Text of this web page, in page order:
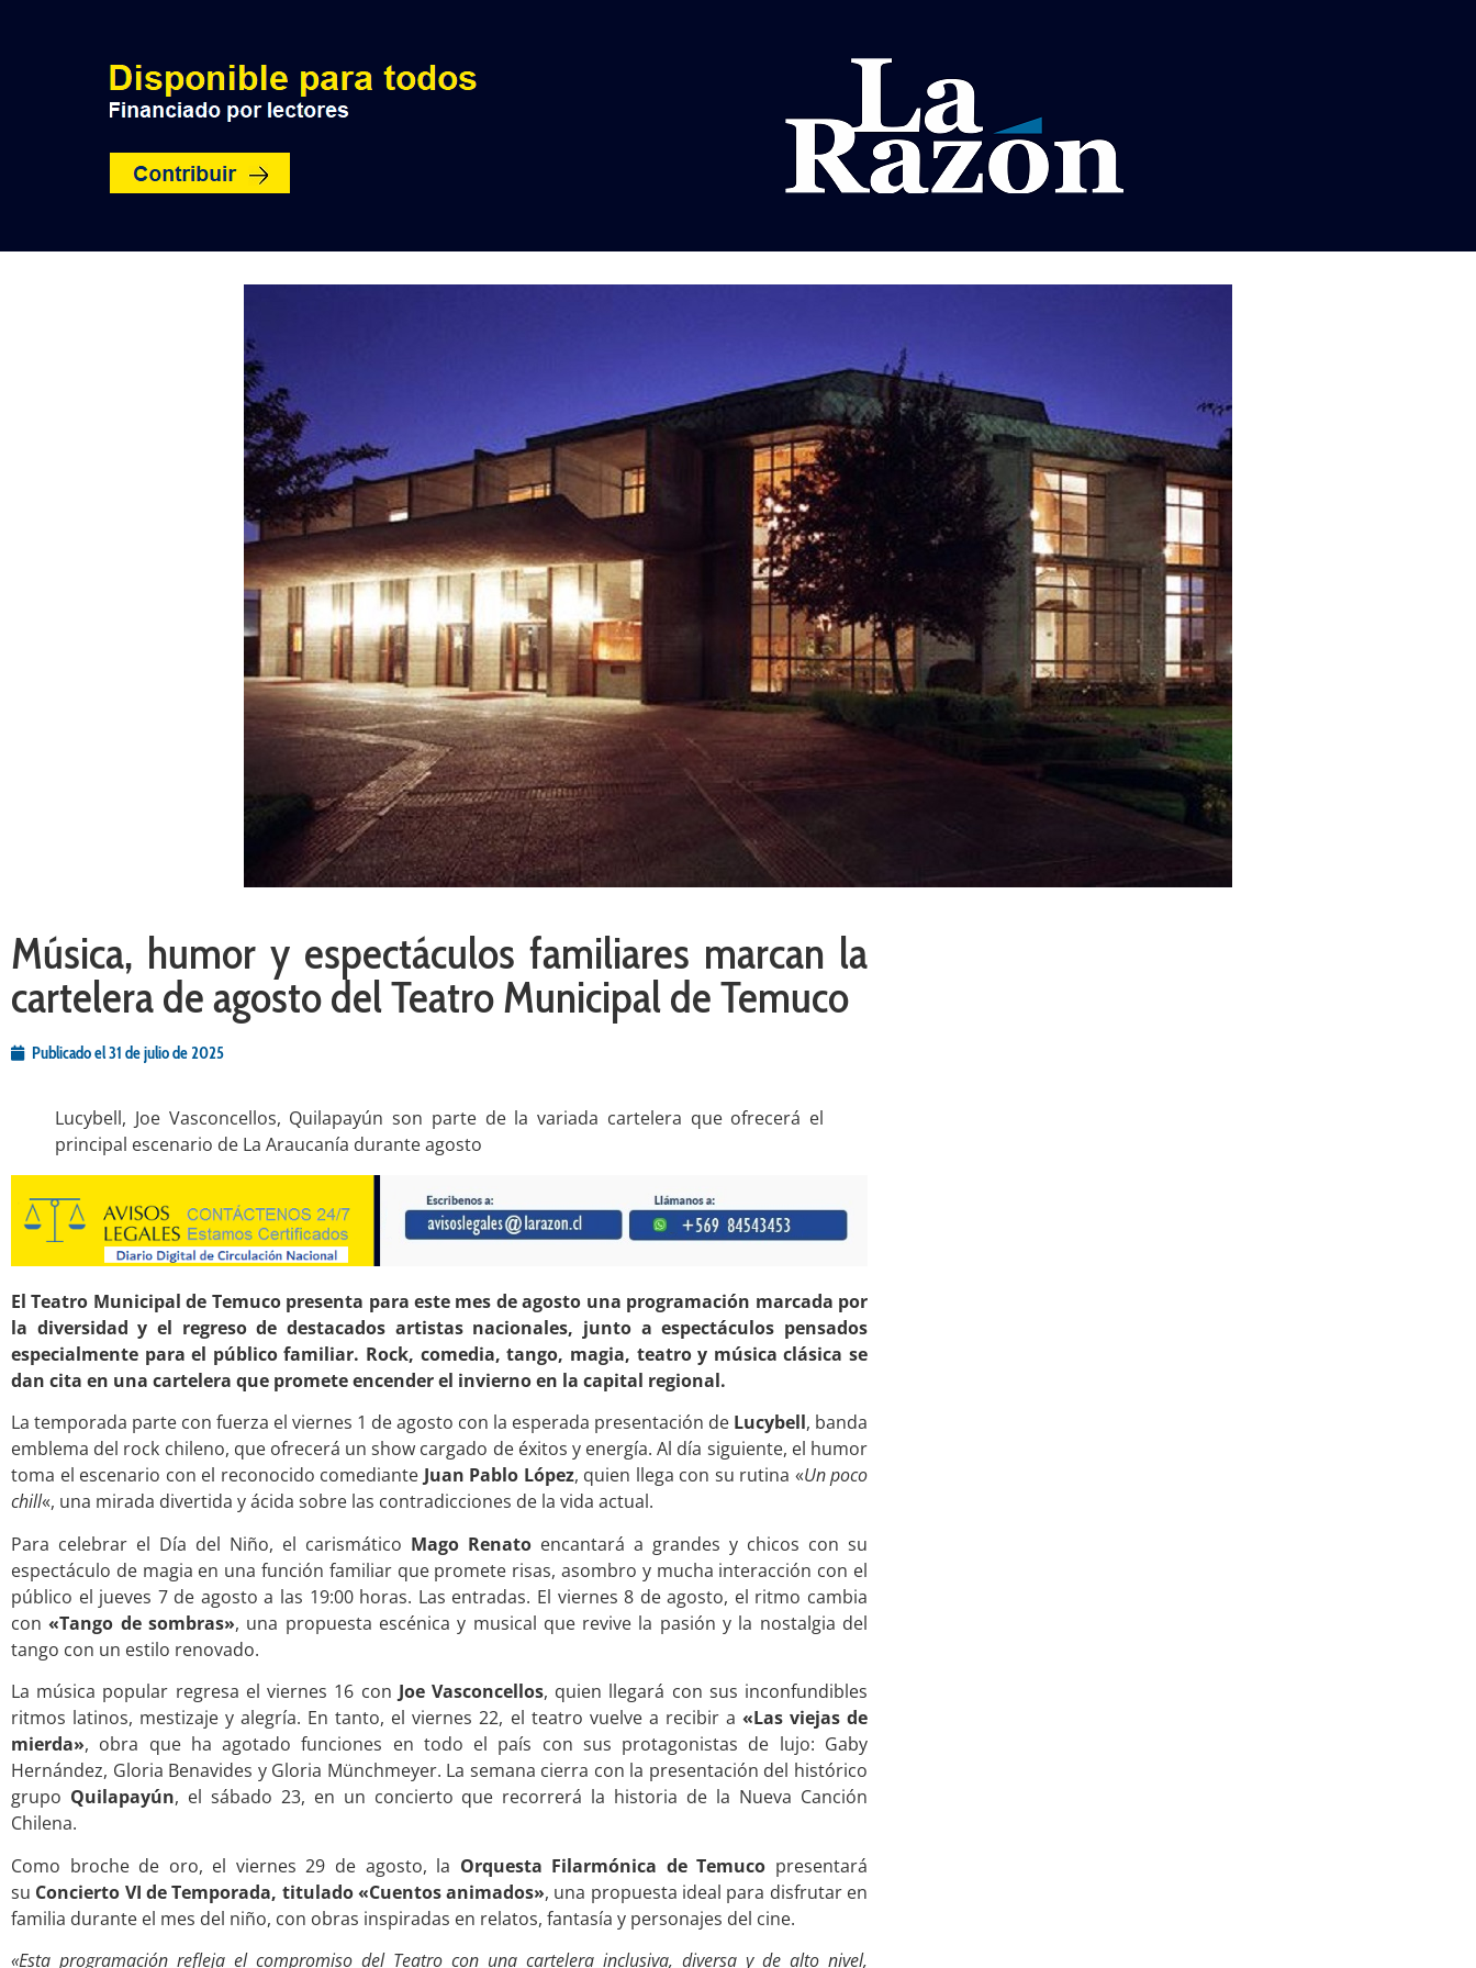
Música, humor y espectáculos familiares marcan la
cartelera de agosto del Teatro Municipal de Temuco
Publicado el31 de julio de 2025
Lucybell, Joe Vasconcellos, Quilapayún son parte de la variada cartelera que ofrecerá el
principal escenario de La Araucanía durante agosto
El Teatro Municipal de Temuco presenta para este mes de agosto una programación marcada por
la diversidad y el regreso de destacados artistas nacionales, junto a espectáculos pensados
especialmente para el público familiar. Rock, comedia, tango, magia, teatro y música clásica se
dan cita en una cartelera que promete encender el invierno en la capital regional.
La temporada parte con fuerza el viernes 1 de agosto con la esperada presentación de Lucybell, banda
emblema del rock chileno, que ofrecerá un show cargado de éxitos y energía. Al día siguiente, el humor
toma el escenario con el reconocido comediante Juan Pablo López, quien llega con su rutina «Un poco
chill«, una mirada divertida y ácida sobre las contradicciones de la vida actual.
Para celebrar el Día del Niño, el carismático Mago Renato encantará a grandes y chicos con su
espectáculo de magia en una función familiar que promete risas, asombro y mucha interacción con el
público el jueves 7 de agosto a las 19:00 horas. Las entradas. El viernes 8 de agosto, el ritmo cambia
con«Tango de sombras», una propuesta escénica y musical que revive la pasión y la nostalgia del
tango con un estilo renovado.
La música popular regresa el viernes 16 con Joe Vasconcellos, quien llegará con sus inconfundibles
ritmos latinos, mestizaje y alegría. En tanto, el viernes 22, el teatro vuelve a recibir a «Las viejas de
mierda», obra que ha agotado funciones en todo el país con sus protagonistas de lujo: Gaby
Hernández, Gloria Benavides y Gloria Münchmeyer. La semana cierra con la presentación del histórico
grupo Quilapayún, el sábado 23, en un concierto que recorrerá la historia de la Nueva Canción
Chilena.
Como broche de oro, el viernes 29 de agosto, la Orquesta Filarmónica de Temuco presentará
su Concierto VI de Temporada, titulado «Cuentos animados», una propuesta ideal para disfrutar en
familia durante el mes del niño, con obras inspiradas en relatos, fantasía y personajes del cine.
«Esta programación refleja el compromiso del Teatro con una cartelera inclusiva, diversa y de alto nivel,